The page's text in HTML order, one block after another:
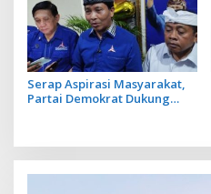
Serap Aspirasi Masyarakat,
Partai Demokrat Dukung